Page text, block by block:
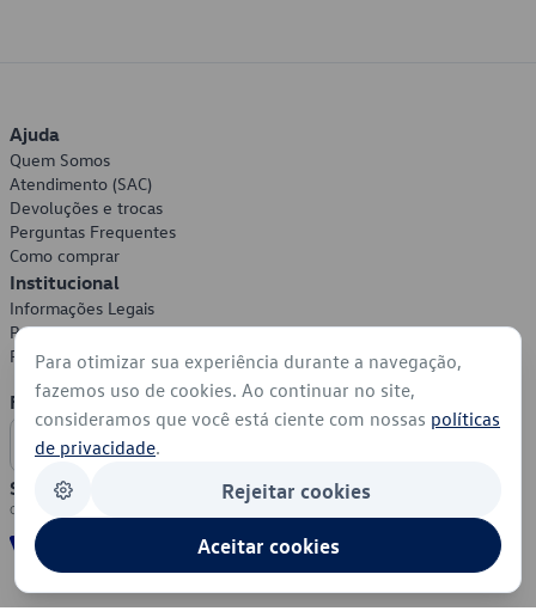
Ajuda
Quem Somos
Atendimento (SAC)
Devoluções e trocas
Perguntas Frequentes
Como comprar
Institucional
Informações Legais
Política de Privacidade
Política de Cookies
Formas de Pagamento
Segurança
Para otimizar sua experiência durante a navegação,
fazemos uso de cookies. Ao continuar no site,
consideramos que você está ciente com nossas políticas
de privacidade.
Rejeitar cookies
Aceitar cookies